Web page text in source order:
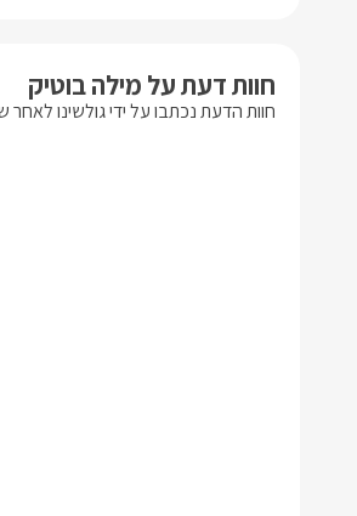
חוות דעת על מילה בוטיק
חוות הדעת נכתבו על ידי גולשינו